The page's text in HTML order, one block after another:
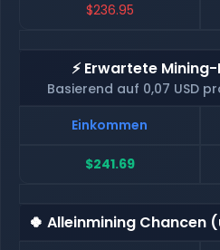
$236.95
⚡ Erwartete
Basierend auf 0,07 USD
Einkommen
$241.69
🍀 Alleinmining Chancen